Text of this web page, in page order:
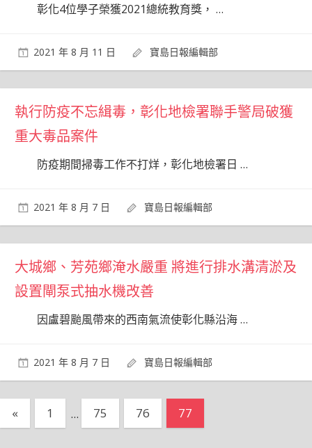
彰化4位學子榮獲2021總統教育獎，…
2021 年 8 月 11 日 寶島日報編輯部
執行防疫不忘緝毒，彰化地檢署聯手警局破獲
重大毒品案件
防疫期間掃毒工作不打烊，彰化地檢署日…
2021 年 8 月 7 日 寶島日報編輯部
大城鄉、芳苑鄉淹水嚴重 將進行排水溝清淤及
設置閘泵式抽水機改善
因盧碧颱風帶來的西南氣流使彰化縣沿海…
2021 年 8 月 7 日 寶島日報編輯部
文
« Previous
Posts
1 ... 75 76 77